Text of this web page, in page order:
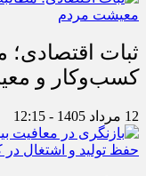
ثبات اقتصادی؛
کسب‌وکار و
12 مرداد 1405 - 12:15